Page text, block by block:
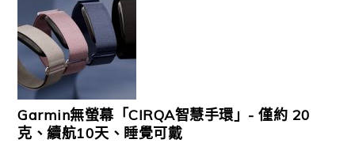
Garmin無螢幕「CIRQA智慧手環」- 僅約 20
克、續航10天、睡覺可戴